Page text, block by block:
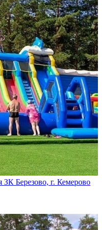
Березово, г. Кемерово